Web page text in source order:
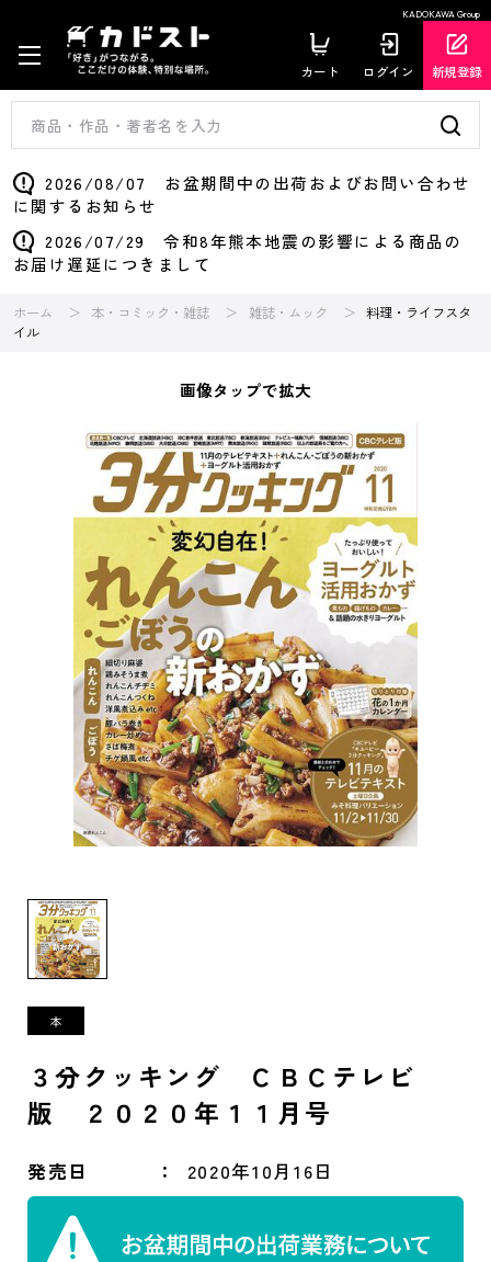
KADOKAWA Group
カート ログイン 新規登録
2026/08/07 お盆期間中の出荷およびお問い合わせ
に関するお知らせ
2026/07/29 令和8年熊本地震の影響による商品の
お届け遅延につきまして
ホーム 本・コミック・雑誌 雑誌・ムック
料理・ライフスタ
イル
画像タップで拡大
３分クッキング ＣＢＣテレビ
版 ２０２０年１１月号
発売日 2020年10月16日